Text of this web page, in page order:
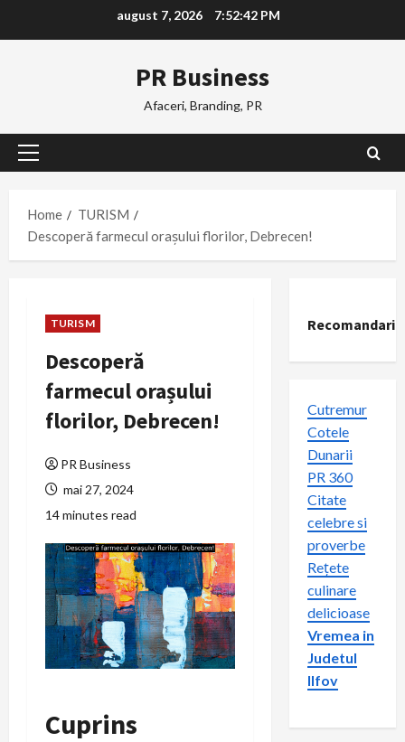
august 7, 2026 7:52:43 PM
PR Business
Afaceri, Branding, PR
Primary
Home
TURISM
Descoperă farmecul orașului florilor, Debrecen!
TURISM
Descoperă
farmecul orașului
florilor, Debrecen!
PR Business
mai 27, 2024
14 minutes read
Cuprins
Recomandari
Cutremur
Cotele
Dunarii
PR 360
Citate
celebre si
proverbe
Rețete
culinare
delicioase
Vremea in
Judetul
Ilfov